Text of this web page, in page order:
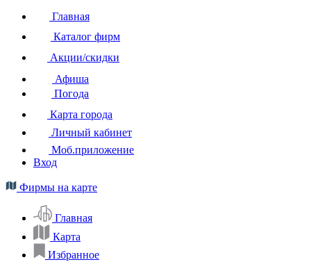
Главная
Каталог фирм
Акции/скидки
Афиша
Погода
Карта города
Личный кабинет
Моб.приложение
Вход
Фирмы на карте
Главная
Карта
Избранное